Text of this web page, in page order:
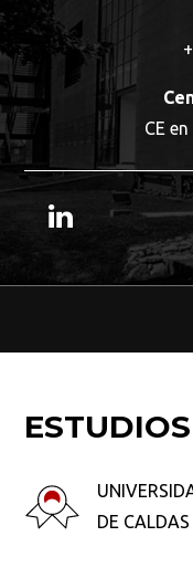
CE
ESTUDIOS
DE CALDAS